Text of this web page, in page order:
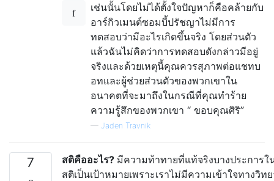
เช่นนั้นโดยไม่ได้ตั้งใจปัญหาก็คือคล้ายกับ
อาร์กิวเมนต์ซอมบี้ปรัชญาไม่มีการ
ทดสอบว่ามีอะไรเกิดขึ้นจริง โดยส่วนตัว
แล้วฉันไม่คิดว่าการทดสอบดังกล่าวมีอยู่
จริงและด้วยเหตุนี้คุณควรสุภาพต่อแชทบ
อทและผู้ช่วยส่วนตัวของพวกเขาใน
อนาคตที่จะมาถึงในกรณีที่คุณทำร้าย
ความรู้สึกของพวกเขา “ ขอบคุณศิริ”
— Jaden Travnik
7 สติคืออะไร? มีความท้าทายที่แท้จริงบางประการใ
สติเป็นเป้าหมายเพราะเราไม่มีความเข้าใจทางวิท